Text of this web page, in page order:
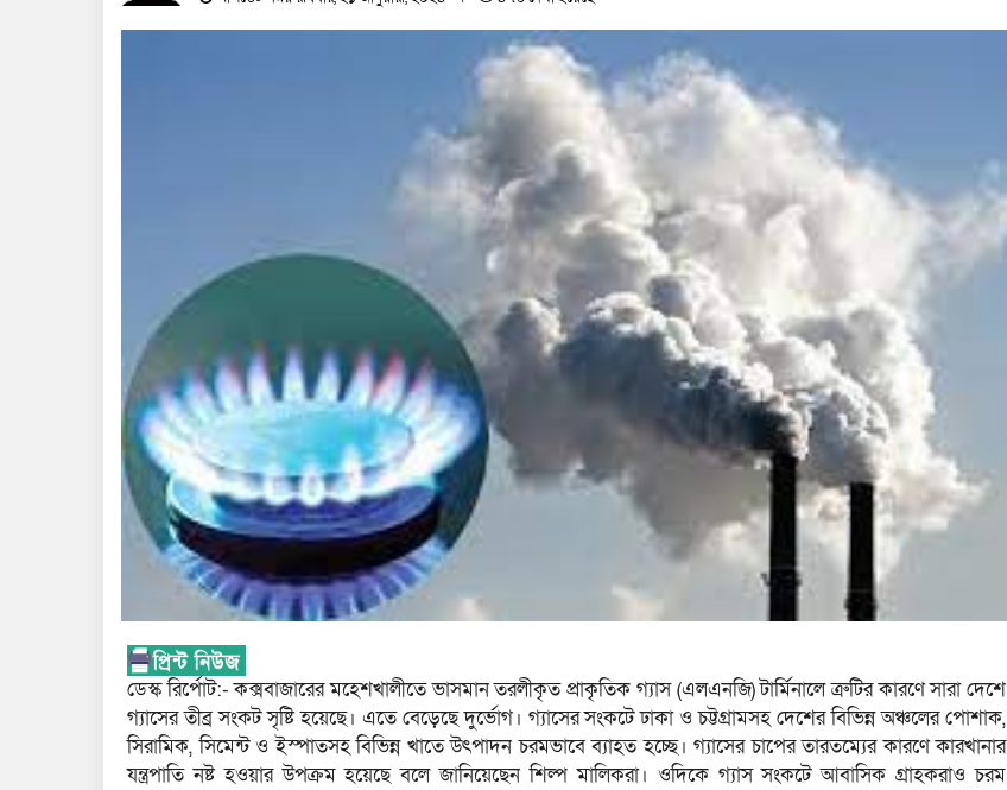
ডেস্ক রির্পোট:- কক্সবাজারের মহেশখালীতে ভাসমান তরলীকৃত প্রাকৃতিক গ্যাস (এলএনজি) টার্মিনালে ত্রুটির কারণে সারা দেশে
গ্যাসের তীব্র সংকট সৃষ্টি হয়েছে। এতে বেড়েছে দুর্ভোগ। গ্যাসের সংকটে ঢাকা ও চট্টগ্রামসহ দেশের বিভিন্ন অঞ্চলের পোশাক,
সিরামিক, সিমেন্ট ও ইস্পাতসহ বিভিন্ন খাতে উৎপাদন চরমভাবে ব্যাহত হচ্ছে। গ্যাসের চাপের তারতম্যের কারণে কারখানার
যন্ত্রপাতি নষ্ট হওয়ার উপক্রম হয়েছে বলে জানিয়েছেন শিল্প মালিকরা। ওদিকে গ্যাস সংকটে আবাসিক গ্রাহকরাও চরম